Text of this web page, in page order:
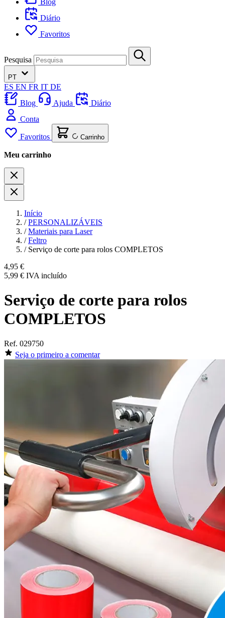
Blog
Diário
Favoritos
Pesquisa
PT
ES EN FR IT DE
Blog
Ajuda
Diário
Conta
Favoritos Carrinho
Meu carrinho
Início
/ PERSONALIZÁVEIS
/ Materiais para Laser
/ Feltro
/ Serviço de corte para rolos COMPLETOS
4,95 €
5,99 € IVA incluído
Serviço de corte para rolos
COMPLETOS
Ref. 029750
Seja o primeiro a comentar